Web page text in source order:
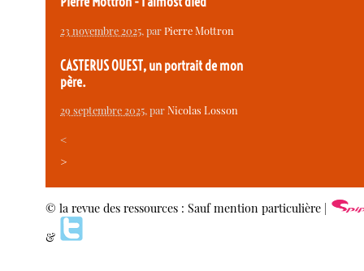
23 novembre 2025, parPierre Mottron
CASTERUS OUEST, un portrait de mon
père.
29 septembre 2025, parNicolas Losson
<
>
© la revue des ressources : Sauf mention particulière |
&